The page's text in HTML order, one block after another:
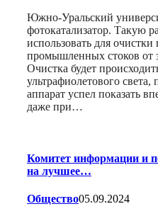
Южно-Уральский
фотокатализатор. Такую
использовать для очистки
промышленных стоков от
Очистка будет
ультрафиолетового
аппарат успел показать
даже при…
Комитет информации и
на лучшее…
Общество05.09.2024